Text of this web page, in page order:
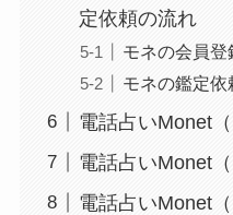
定依頼の流れ
モネの会員登
モネの鑑定依
電話占いMonet
電話占いMonet
電話占いMonet